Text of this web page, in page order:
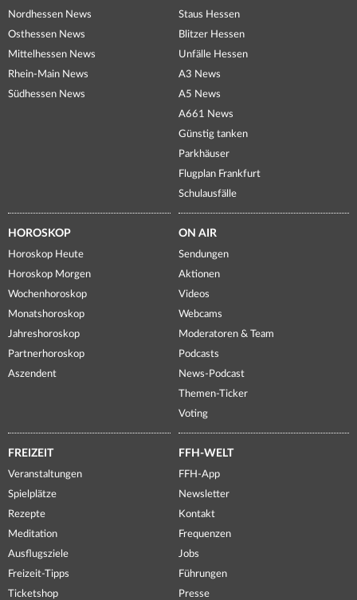
Nordhessen News
Osthessen News
Mittelhessen News
Rhein-Main News
Südhessen News
Staus Hessen
Blitzer Hessen
Unfälle Hessen
A3 News
A5 News
A661 News
Günstig tanken
Parkhäuser
Flugplan Frankfurt
Schulausfälle
HOROSKOP
Horoskop Heute
Horoskop Morgen
Wochenhoroskop
Monatshoroskop
Jahreshoroskop
Partnerhoroskop
Aszendent
ON AIR
Sendungen
Aktionen
Videos
Webcams
Moderatoren & Team
Podcasts
News-Podcast
Themen-Ticker
Voting
FREIZEIT
Veranstaltungen
Spielplätze
Rezepte
Meditation
Ausflugsziele
Freizeit-Tipps
Ticketshop
FFH-WELT
FFH-App
Newsletter
Kontakt
Frequenzen
Jobs
Führungen
Presse